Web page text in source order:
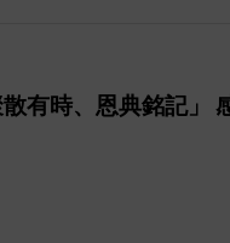
有時、恩典銘記」